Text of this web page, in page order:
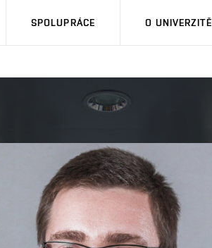
SPOLUPRÁCE O UNIVERZITĚ